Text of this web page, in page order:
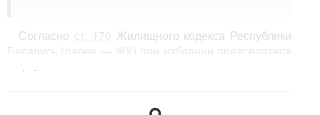
Согласно ст. 170 Жилищного кодекса Республики
Беларусь (далее — ЖК) при избрании председателя
правления товарищества собственников